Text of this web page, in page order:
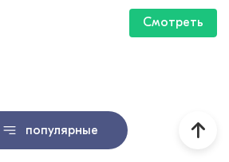
Смотреть
популярные